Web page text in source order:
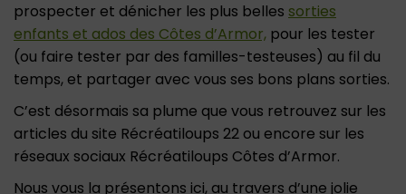
prospecter et dénicher les plus belles sorties
enfants et ados des Côtes d’Armor, pour les tester
(ou faire tester par des familles-testeuses) au fil du
temps, et partager avec vous ses bons plans sorties.
C’est désormais sa plume que vous retrouvez sur les
articles du site Récréatiloups 22 ou encore sur les
réseaux sociaux Récréatiloups Côtes d’Armor.
Nous vous la présentons ici, au travers d’une jolie